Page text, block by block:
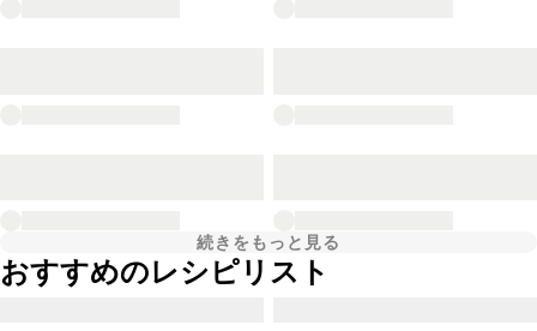
続きをもっと見る
おすすめのレシピリスト